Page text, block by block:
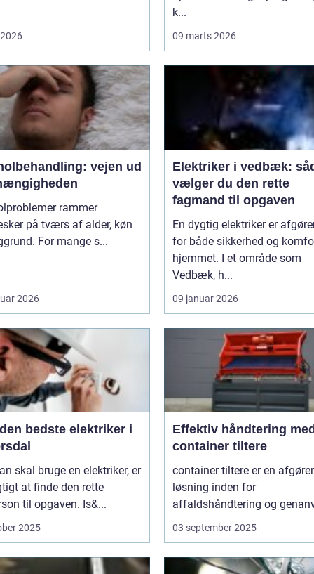
k...
09 marts 2026
vejen ud
rammer
på tværs af alder, køn
For mange s...
2026
Elektriker i vedbæk:
vælger du den rette
fagmand til opgaven
En dygtig elektriker er
for både sikkerhed og
hjemmet. I et område som
Vedbæk, h...
09 januar 2026
bedste elektriker i
skal bruge en elektriker, er
at finde den rette
til opgaven. Is&...
2025
Effektiv håndtering
container tiltere
container tiltere er en
løsning inden for
affaldshåndtering og
03 september 2025